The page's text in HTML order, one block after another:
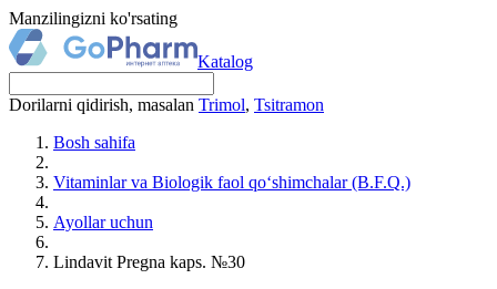
Manzilingizni ko'rsating
Katalog
Dorilarni qidirish, masalan Trimol, Tsitramon
Bosh sahifa
Vitaminlar va Biologik faol qo‘shimchalar (B.F.Q.)
Ayollar uchun
Lindavit Pregna kaps. №30